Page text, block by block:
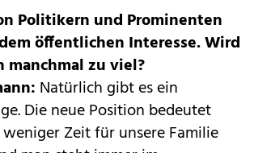
Politikern und Prominenten
öffentlichen Interesse. Wird
manchmal zu viel?
Natürlich gibt es ein
Die neue Position bedeutet
Zeit für unsere Familie